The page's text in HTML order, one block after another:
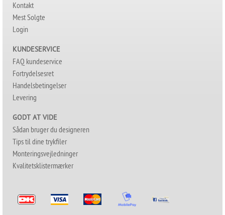
Kontakt
Mest Solgte
Login
KUNDESERVICE
FAQ kundeservice
Fortrydelsesret
Handelsbetingelser
Levering
GODT AT VIDE
Sådan bruger du designeren
Tips til dine trykfiler
Monteringsvejledninger
Kvalitetsklistermærker